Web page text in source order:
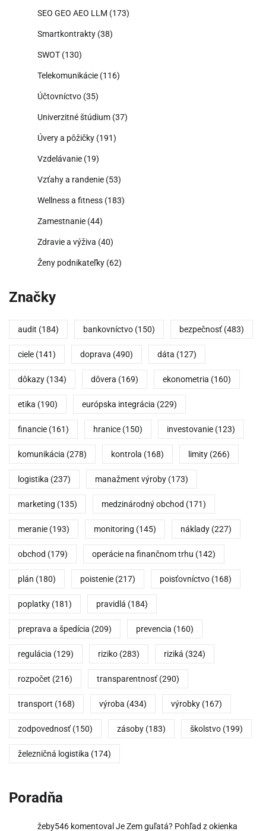
SEO GEO AEO LLM (173)
Smartkontrakty (38)
SWOT (130)
Telekomunikácie (116)
Účtovníctvo (35)
Univerzitné štúdium (37)
Úvery a pôžičky (191)
Vzdelávanie (19)
Vzťahy a randenie (53)
Wellness a fitness (183)
Zamestnanie (44)
Zdravie a výživa (40)
Ženy podnikateľky (62)
Značky
audit (184) bankovníctvo (150) bezpečnosť (483)
ciele (141) doprava (490) dáta (127)
dôkazy (134) dôvera (169) ekonometria (160)
etika (190) európska integrácia (229)
financie (161) hranice (150) investovanie (123)
komunikácia (278) kontrola (168) limity (266)
logistika (237) manažment výroby (173)
marketing (135) medzinárodný obchod (171)
meranie (193) monitoring (145) náklady (227)
obchod (179) operácie na finančnom trhu (142)
plán (180) poistenie (217) poisťovníctvo (168)
poplatky (181) pravidlá (184)
preprava a špedícia (209) prevencia (160)
regulácia (129) riziko (283) riziká (324)
rozpočet (216) transparentnosť (290)
transport (168) výroba (434) výrobky (167)
zodpovednosť (150) zásoby (183) školstvo (199)
železničná logistika (174)
Poradňa
žeby546 komentoval Je Zem guľatá? Pohľad z okienka